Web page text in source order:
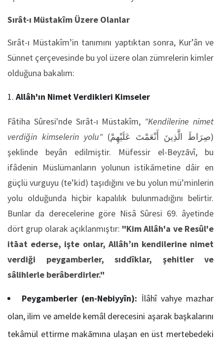
Sırât-ı Müstakîm Üzere Olanlar
Sırât-ı Müstakîm’in tanımını yaptıktan sonra, Kur’ân ve
Sünnet çerçevesinde bu yol üzere olan zümrelerin kimler
olduğuna bakalım:
Allâh'ın Nimet Verdikleri Kimseler
Fâtiha Sûresi'nde Sırât-ı Müstakîm, "Kendilerine nimet
verdiğin kimselerin yolu"(صِرَاطَ الَّذِينَ أَنْعَمْتَ عَلَيْهِمْ)
şeklinde beyân edilmiştir. Müfessir el-Beyzāvî, bu
ifâdenin Müslümanların yolunun istikāmetine dâir en
güçlü vurguyu (te’kid) taşıdığını ve bu yolun mü’minlerin
yolu olduğunda hiçbir kapalılık bulunmadığını belirtir.
Bunlar da derecelerine göre Nisâ Sûresi 69. âyetinde
dört grup olarak açıklanmıştır: "Kim Allâh'a ve Resûl'e
itāat ederse, işte onlar, Allâh’ın kendilerine nimet
verdiği peygamberler, sıddîklar, şehitler ve
sâlihlerle berâberdirler."
Peygamberler (en-Nebiyyîn): İlâhî vahye mazhar
olan, ilim ve amelde kemâl derecesini aşarak başkalarını
tekâmül ettirme makāmına ulaşan en üst mertebedeki